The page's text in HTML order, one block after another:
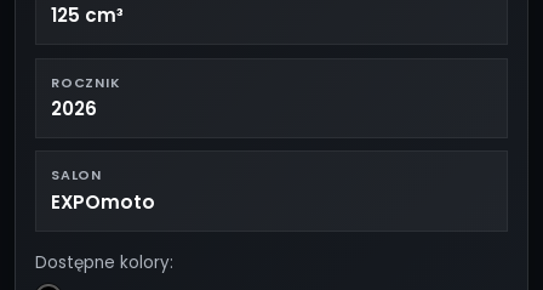
125 cm³
ROCZNIK
2026
SALON
EXPOmoto
Dostępne kolory: